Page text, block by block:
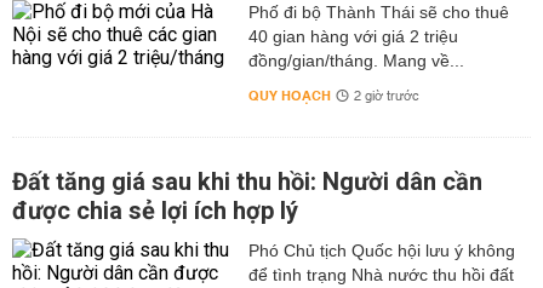
Phố đi bộ Thành Thái sẽ cho thuê
40 gian hàng với giá 2 triệu
đồng/gian/tháng. Mang về...
QUY HOẠCH 2 giờ trước
Đất tăng giá sau khi thu hồi: Người dân cần
được chia sẻ lợi ích hợp lý
Phó Chủ tịch Quốc hội lưu ý không
để tình trạng Nhà nước thu hồi đất